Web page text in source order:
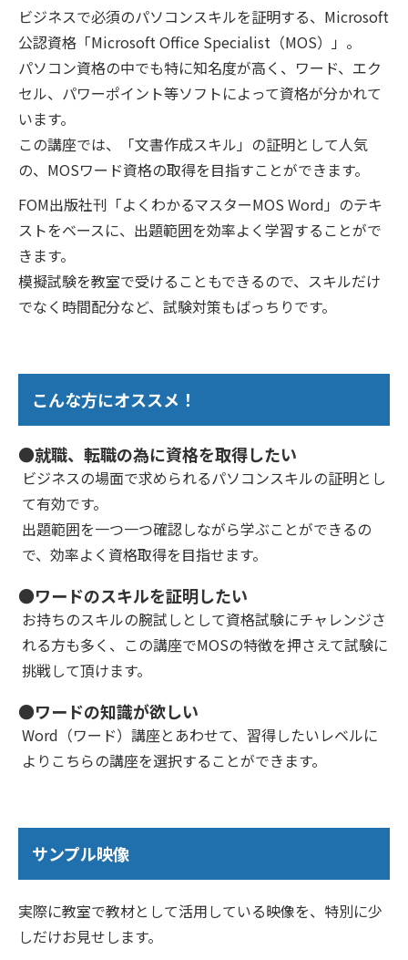
ビジネスで必須のパソコンスキルを証明する、Microsoft
公認資格「Microsoft Office Specialist（MOS）」。
パソコン資格の中でも特に知名度が高く、ワード、エク
セル、パワーポイント等ソフトによって資格が分かれて
います。
この講座では、「文書作成スキル」の証明として人気
の、MOSワード資格の取得を目指すことができます。
FOM出版社刊「よくわかるマスターMOS Word」のテキ
ストをベースに、出題範囲を効率よく学習することがで
きます。
模擬試験を教室で受けることもできるので、スキルだけ
でなく時間配分など、試験対策もばっちりです。
こんな方にオススメ！
●就職、転職の為に資格を取得したい
ビジネスの場面で求められるパソコンスキルの証明とし
て有効です。
出題範囲を一つ一つ確認しながら学ぶことができるの
で、効率よく資格取得を目指せます。
●ワードのスキルを証明したい
お持ちのスキルの腕試しとして資格試験にチャレンジさ
れる方も多く、この講座でMOSの特徴を押さえて試験に
挑戦して頂けます。
●ワードの知識が欲しい
Word（ワード）講座とあわせて、習得したいレベルに
よりこちらの講座を選択することができます。
サンプル映像
実際に教室で教材として活用している映像を、特別に少
しだけお見せします。